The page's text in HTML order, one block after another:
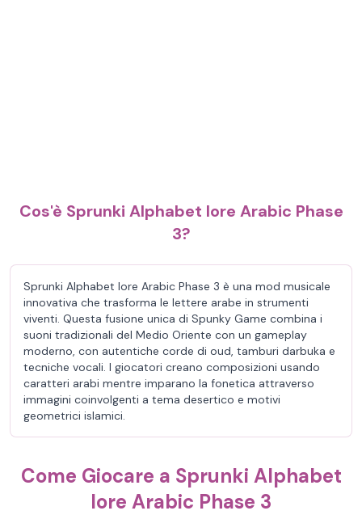
Cos'è Sprunki Alphabet lore Arabic Phase
3?
Sprunki Alphabet lore Arabic Phase 3 è una mod musicale
innovativa che trasforma le lettere arabe in strumenti
viventi. Questa fusione unica di Spunky Game combina i
suoni tradizionali del Medio Oriente con un gameplay
moderno, con autentiche corde di oud, tamburi darbuka e
tecniche vocali. I giocatori creano composizioni usando
caratteri arabi mentre imparano la fonetica attraverso
immagini coinvolgenti a tema desertico e motivi
geometrici islamici.
Come Giocare a Sprunki Alphabet
lore Arabic Phase 3